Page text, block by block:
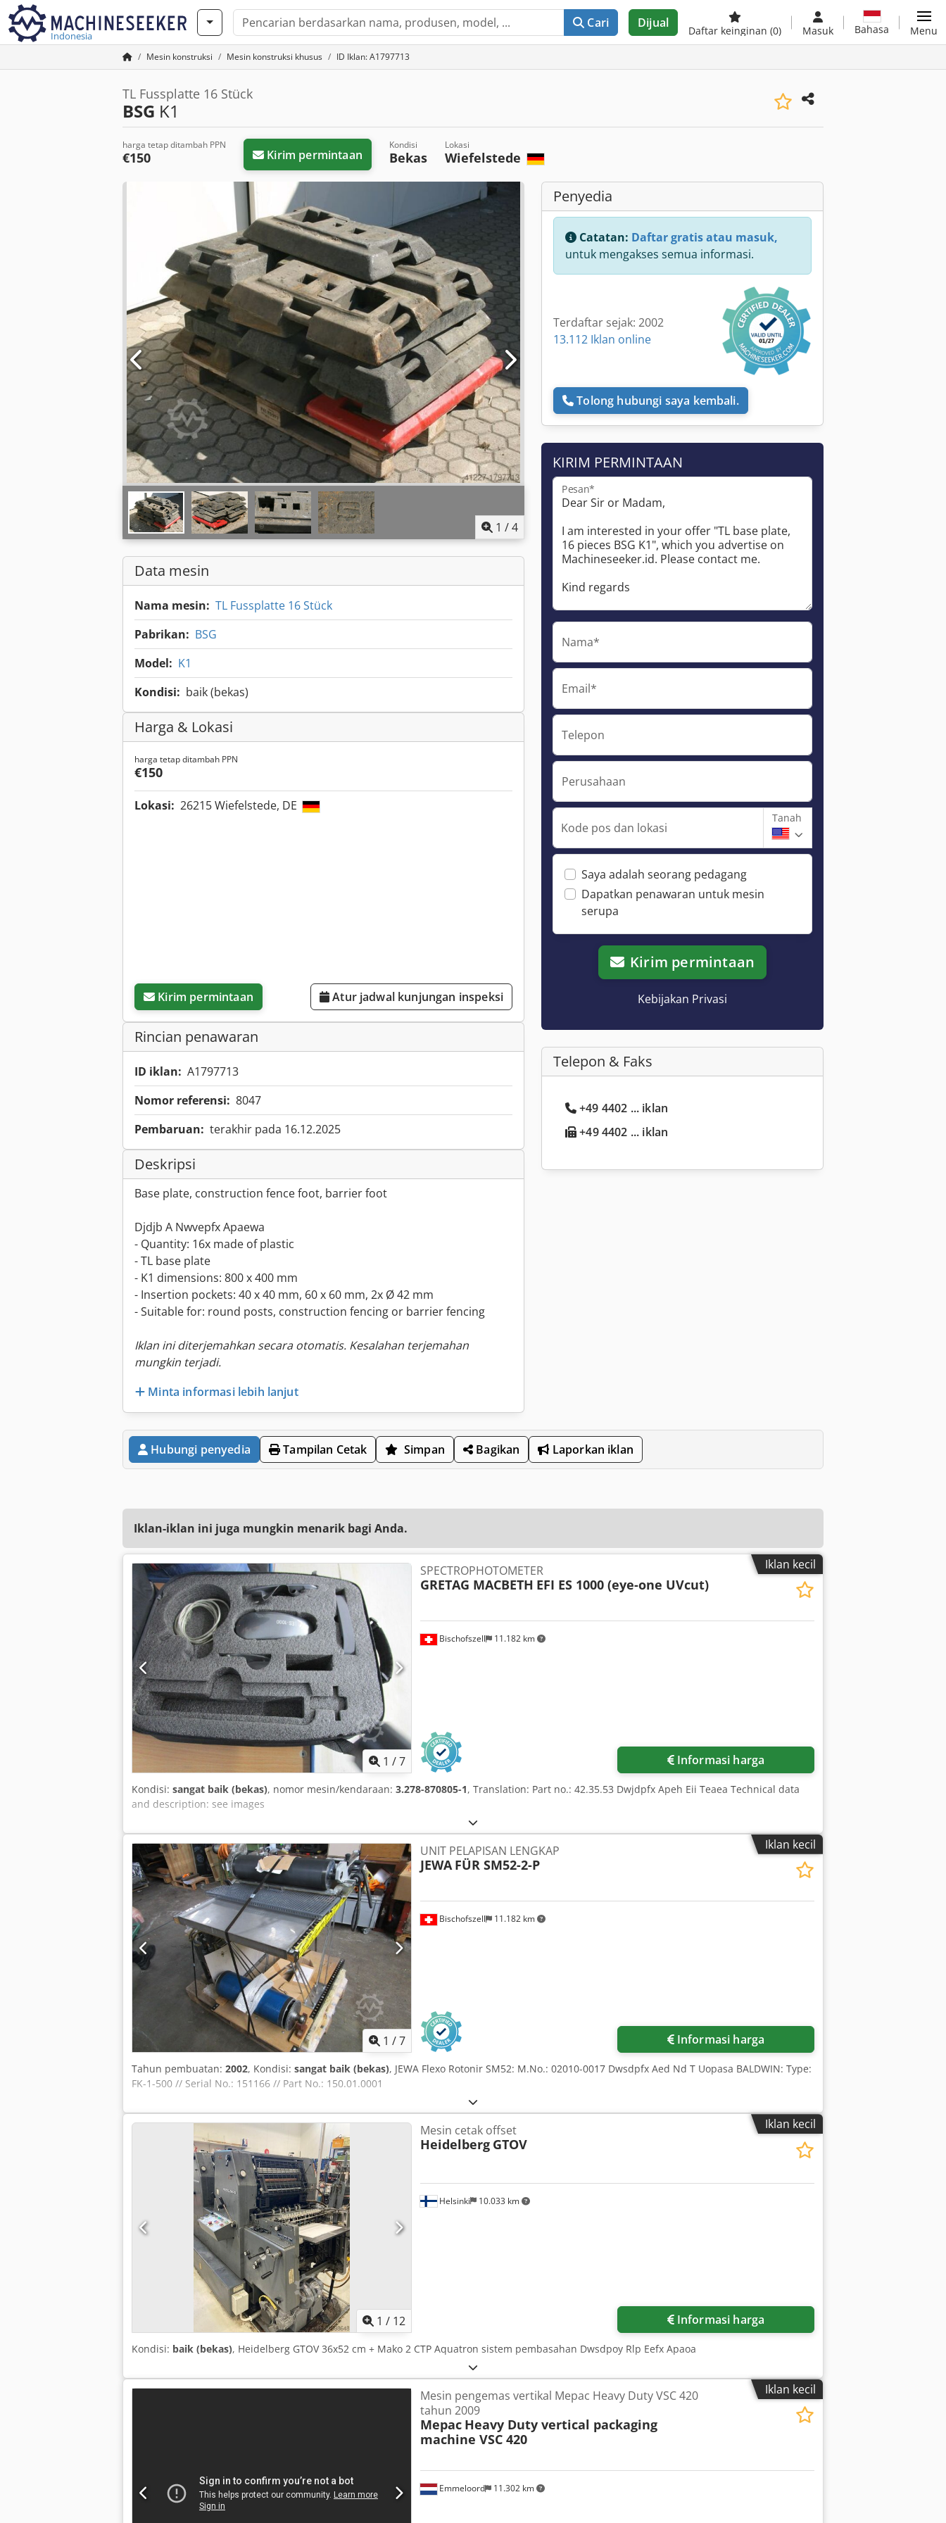
Indonesia
Cari Dijual
Daftar keinginan (0) Masuk Bahasa Menu
Mesin konstruksi Mesin konstruksi khusus ID Iklan: A1797713
TL Fussplatte 16 Stück
BSG K1
harga tetap ditambah PPN
€150 Kirim permintaan
Kondisi
Bekas
Lokasi
Wiefelstede
1 /4
Data mesin
Nama mesin: TL Fussplatte 16 Stück
Pabrikan: BSG
Model: K1
Kondisi: baik (bekas)
Harga & Lokasi
harga tetap ditambah PPN
€150
Lokasi: 26215 Wiefelstede, DE
Kirim permintaan Atur jadwal kunjungan inspeksi
Rincian penawaran
ID iklan: A1797713
Nomor referensi: 8047
Pembaruan: terakhir pada 16.12.2025
Deskripsi
Base plate, construction fence foot, barrier foot
Djdjb A Nwvepfx Apaewa
- Quantity: 16x made of plastic
- TL base plate
- K1 dimensions: 800 x 400 mm
- Insertion pockets: 40 x 40 mm, 60 x 60 mm, 2x Ø 42 mm
- Suitable for: round posts, construction fencing or barrier fencing
Iklan ini diterjemahkan secara otomatis. Kesalahan terjemahan
mungkin terjadi.
Minta informasi lebih lanjut
Penyedia
Catatan: Daftar gratis atau masuk,
untuk mengakses semua informasi.
Terdaftar sejak: 2002
13.112 Iklan online
Tolong hubungi saya kembali.
KIRIM PERMINTAAN
Pesan*
Nama*
Email*
Telepon
Perusahaan
Kode pos dan lokasi
Tanah
Saya adalah seorang pedagang
Dapatkan penawaran untuk mesin
serupa
Kirim permintaan
Kebijakan Privasi
Telepon & Faks
+49 4402 ... iklan
+49 4402 ... iklan
Hubungi penyedia Tampilan Cetak Simpan Bagikan Laporkan iklan
Iklan-iklan ini juga mungkin menarik bagi Anda.
Iklan kecil
1 /7
Bischofszell 11.182 km
SPECTROPHOTOMETER
GRETAG MACBETH EFI ES 1000 (eye-one UVcut)
Informasi harga
Kondisi: sangat baik (bekas), nomor mesin/kendaraan: 3.278-870805-1, Translation: Part no.: 42.35.53 Dwjdpfx Apeh Eii Teaea Technical data
and description: see images
Iklan kecil
1 /7
Bischofszell 11.182 km
UNIT PELAPISAN LENGKAP
JEWA FÜR SM52-2-P
Informasi harga
Tahun pembuatan: 2002, Kondisi: sangat baik (bekas), JEWA Flexo Rotonir SM52: M.No.: 02010-0017 Dwsdpfx Aed Nd T Uopasa BALDWIN: Type:
FK-1-500 // Serial No.: 151166 // Part No.: 150.01.0001
Iklan kecil
1 / 12
Helsinki 10.033 km
Mesin cetak offset
Heidelberg GTOV
Informasi harga
Kondisi: baik (bekas), Heidelberg GTOV 36x52 cm + Mako 2 CTP Aquatron sistem pembasahan Dwsdpoy Rlp Eefx Apaoa
Iklan kecil
Emmeloord 11.302 km
Mesin pengemas vertikal Mepac Heavy Duty VSC 420
tahun 2009
Mepac Heavy Duty vertical packaging
machine VSC 420